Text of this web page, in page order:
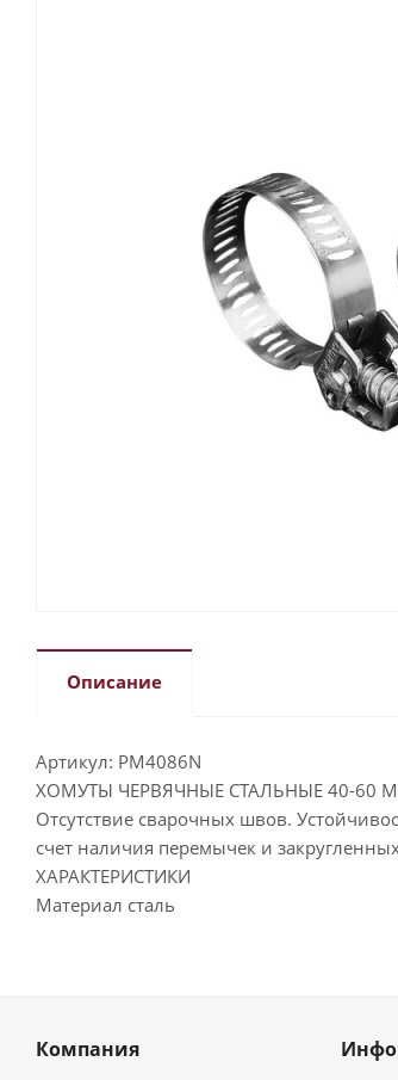
Описание
Артикул: PM4086N
ХОМУТЫ ЧЕРВЯЧНЫЕ СТАЛЬНЫЕ 40-60
Отсутствие сварочных швов.
счет наличия перемычек и
ХАРАКТЕРИСТИКИ
Материал сталь
Компания